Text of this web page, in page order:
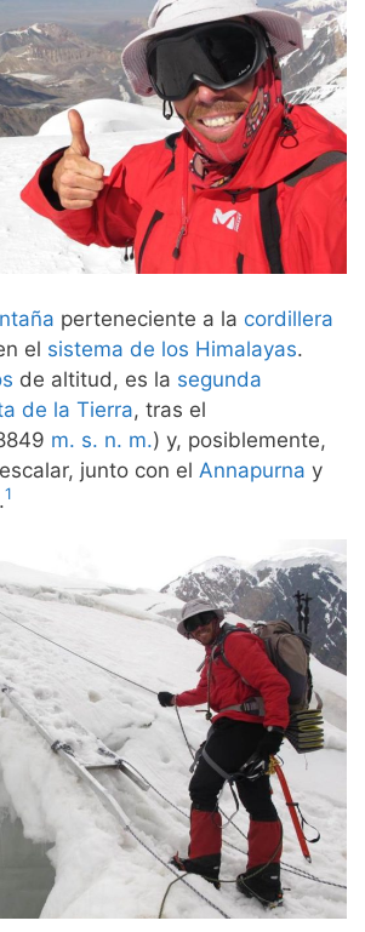
perteneciente a la cordillera
el sistema de los Himalayas.
de altitud, es la segunda
de la Tierra, tras el
m. s. n. m.) y, posiblemente,
junto con el Annapurna y
.1